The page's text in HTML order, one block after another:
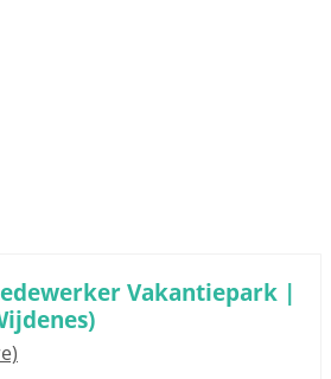
Vakantiepark |